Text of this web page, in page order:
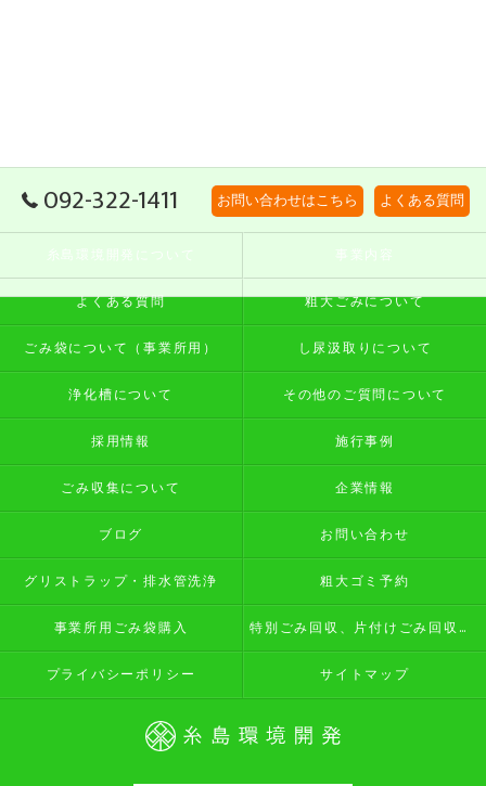
092-322-1411 お問い合わせはこちら よくある質問
糸島環境開発について 事業内容
よくある質問 粗大ごみについて
ごみ袋について（事業所用） し尿汲取りについて
浄化槽について その他のご質問について
採用情報 施行事例
ごみ収集について 企業情報
ブログ お問い合わせ
グリストラップ・排水管洗浄 粗大ゴミ予約
事業所用ごみ袋購入 特別ごみ回収、片付けごみ回収予約
プライバシーポリシー サイトマップ